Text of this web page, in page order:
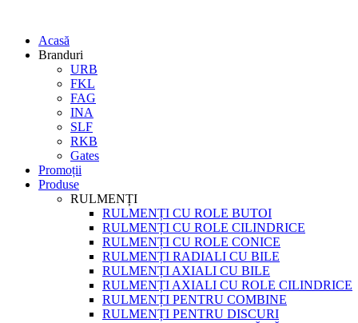
Acasă
Branduri
URB
FKL
FAG
INA
SLF
RKB
Gates
Promoții
Produse
RULMENȚI
RULMENȚI CU ROLE BUTOI
RULMENȚI CU ROLE CILINDRICE
RULMENȚI CU ROLE CONICE
RULMENȚI RADIALI CU BILE
RULMENȚI AXIALI CU BILE
RULMENȚI AXIALI CU ROLE CILINDRICE
RULMENȚI PENTRU COMBINE
RULMENȚI PENTRU DISCURI